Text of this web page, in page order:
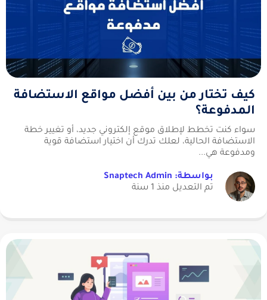
كيف تختار من بين أفضل مواقع الاستضافة
المدفوعة؟
سواء كنت تخطط لإطلاق موقع إلكتروني جديد، أو تغيير خطة
الاستضافة الحالية، لعلك تدرك أن اختيار استضافة قوية
ومدفوعة هي...
بواسطة: Snaptech Admin
تم التعديل منذ 1 سنة